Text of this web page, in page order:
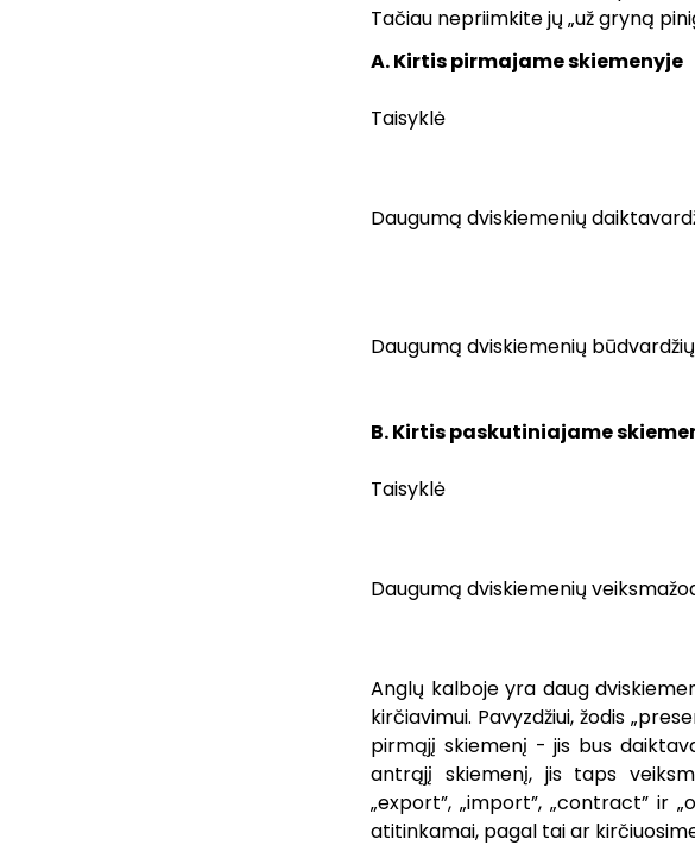
Tačiau nepriimkite jų „už gryną
A. Kirtis pirmajame skiemenyje
Taisyklė
Daugumą dviskiemenių
Daugumą dviskiemenių
B. Kirtis paskutiniajame
Taisyklė
Daugumą dviskiemenių
Anglų kalboje yra daug
kirčiavimui. Pavyzdžiui, žodis
pirmąjį skiemenį - jis bus
antrąjį skiemenį, jis taps
„export”, „import”, „contract” ir
atitinkamai, pagal tai ar